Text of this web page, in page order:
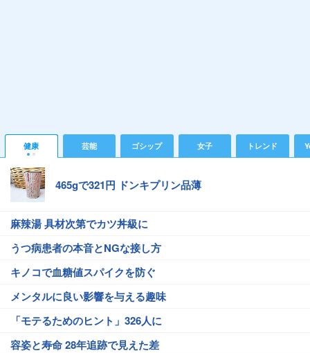
健康 芸能 ゴシップ 女子 トレンド
465gで321円 ドンキプリン品薄
麻辣湯 具材次第でカツ丼級に
うつ病患者の本音とNGな接し方
キノコで血糖値スパイクを防ぐ
メンタルに良い影響を与える趣味
「モテるためのヒント」326人に
容姿と寿命 28年追跡で見えた差